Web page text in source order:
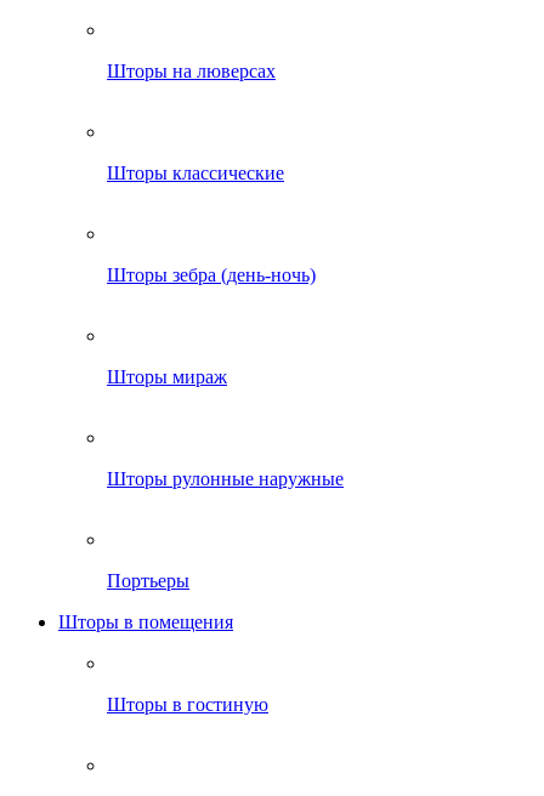
Шторы на люверсах
Шторы классические
Шторы зебра (день-ночь)
Шторы мираж
Шторы рулонные наружные
Портьеры
Шторы в помещения
Шторы в гостиную